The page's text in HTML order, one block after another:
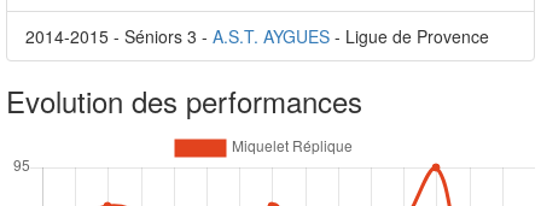
2014-2015 - Séniors 3 - A.S.T. AYGUES - Ligue de Provence
Evolution des performances